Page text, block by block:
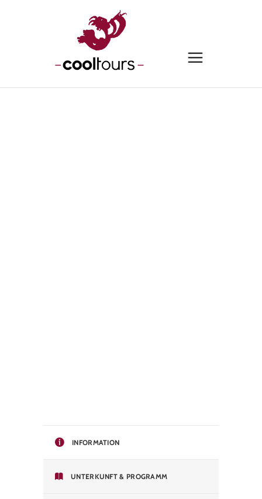
INFORMATION
UNTERKUNFT & PROGRAMM